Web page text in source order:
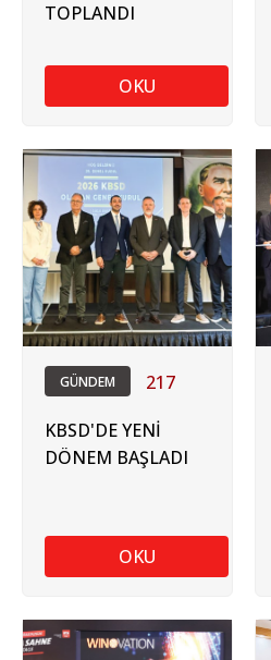
TOPLANDI
OKU
GÜNDEM 217
KBSD'DE YENİ
DÖNEM BAŞLADI
OKU